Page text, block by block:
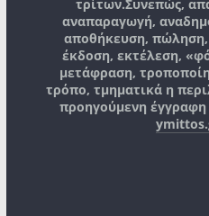
τρίτων.Συνεπώς,
αναπαραγωγή,
αποθήκευση, πώληση,
έκδοση, εκτέλεση,
μετάφραση,
τρόπο, τμηματικά η
προηγούμενη έγγραφη